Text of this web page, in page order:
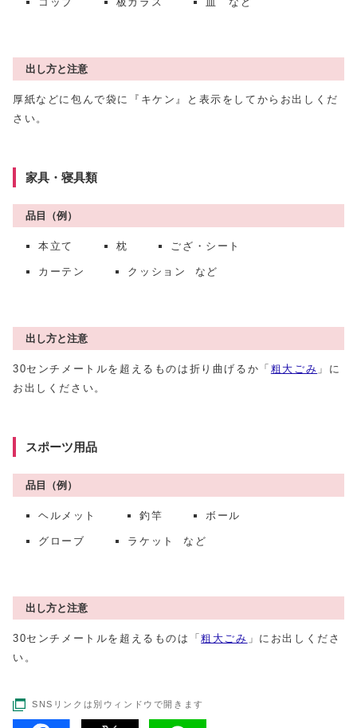
出し方と注意
厚紙などに包んで袋に『キケン』と表示をしてからお出しくだ
さい。
家具・寝具類
品目（例）
本立て 枕 ござ・シート
カーテン クッション など
出し方と注意
30センチメートルを超えるものは折り曲げるか「 粗大ごみ 」に
お出しください。
スポーツ用品
品目（例）
ヘルメット 釣竿 ボール
グローブ ラケット など
出し方と注意
30センチメートルを超えるものは「粗大ごみ 」にお出しくださ
い。
SNSリンクは別ウィンドウで開きます